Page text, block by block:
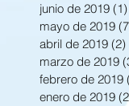
junio de 2019 (1)
mayo de 2019
abril de 2019 (2)
marzo de 2019
febrero de 2019
enero de 2019